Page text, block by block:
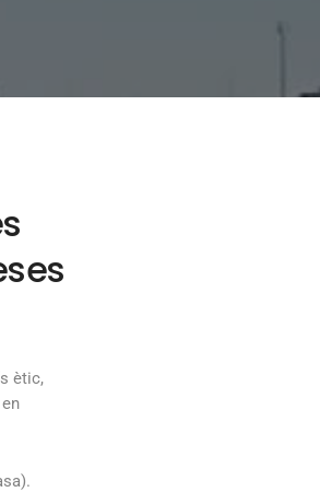
ètic,